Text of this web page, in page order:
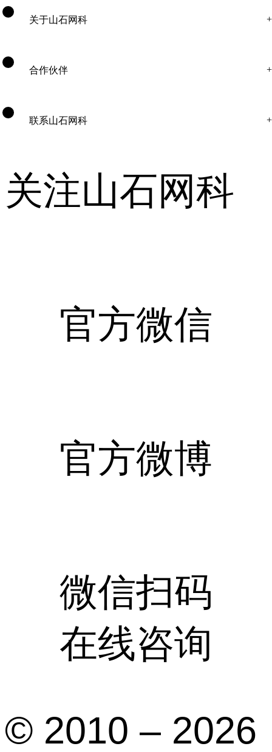
关于山石网科
合作伙伴
联系山石网科
关注山石网科
官方微信
官方微博
微信扫码
在线咨询
© 2010 – 2026